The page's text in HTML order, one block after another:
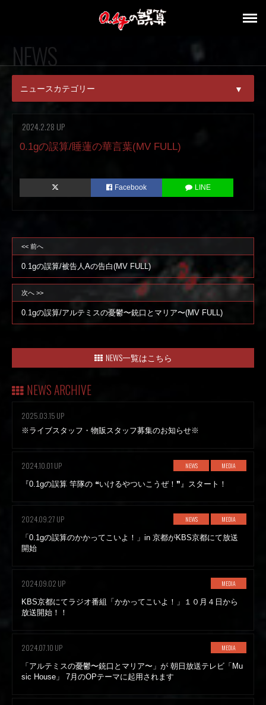
NEWS
ニュースカテゴリー ▼
PICK UP
RELEASE
MEDIA
WEB
2024.2.28 UP
0.1gの誤算/睡蓮の華言葉(MV FULL)
Facebook LINE
<< 前へ
0.1gの誤算/被告人Aの告白(MV FULL)
次へ >>
0.1gの誤算/アルテミスの憂鬱〜銃口とマリア〜(MV FULL)
NEWS一覧はこちら
NEWS ARCHIVE
2025.03.15 UP
※ライブスタッフ・物販スタッフ募集のお知らせ※
2024.10.01 UP NEWS MEDIA
『0.1gの誤算 竿隊の ❝いけるやついこうぜ！❞』スタート！
2024.09.27 UP NEWS MEDIA
「0.1gの誤算のかかってこいよ！」in 京都がKBS京都にて放送
開始
2024.09.02 UP MEDIA
KBS京都にてラジオ番組「かかってこいよ！」１０月４日から
放送開始！！
2024.07.10 UP MEDIA
「アルテミスの憂鬱〜銃口とマリア〜」が 朝日放送テレビ「Mu
sic House」 7月のOPテーマに起用されます